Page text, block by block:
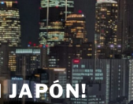
JAPÓN!